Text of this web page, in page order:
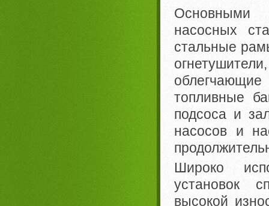
Основными
насосных
стальные
топливные
подсоса и
насосов и
Широко
установок
высокой